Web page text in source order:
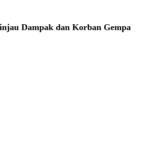
Dampak dan Korban Gempa